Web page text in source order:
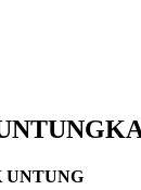
UNTUNG